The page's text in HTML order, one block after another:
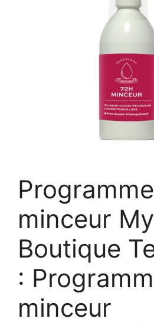
Programme
minceur My
Boutique
:
minceur